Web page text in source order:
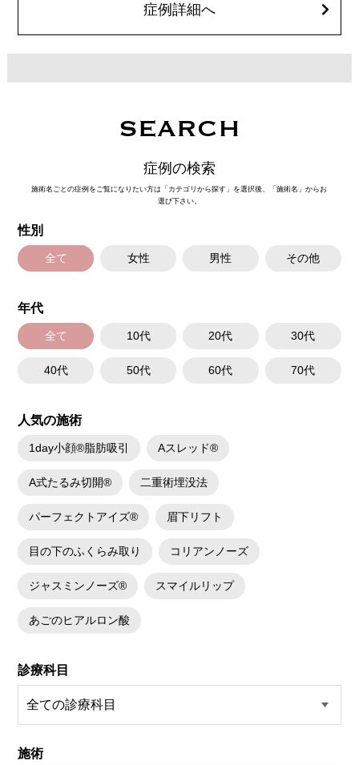
症例詳細へ
SEARCH
症例の検索
施術名ごとの症例をご覧になりたい方は「カテゴリから探す」を選択後、「施術名」からお
選び下さい。
性別
全て 女性 男性 その他
年代
全て 10代 20代 30代
40代 50代 60代 70代
人気の施術
1day小顔®脂肪吸引 Aスレッド®
A式たるみ切開® 二重術埋没法
パーフェクトアイズ® 眉下リフト
目の下のふくらみ取り コリアンノーズ
ジャスミンノーズ® スマイルリップ
あごのヒアルロン酸
診療科目
施術